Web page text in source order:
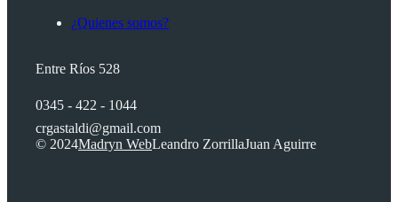
¿Quienes somos?
Entre Ríos 528
0345 - 422 - 1044
crgastaldi@gmail.com
© 2024Madryn WebLeandro ZorrillaJuan Aguirre